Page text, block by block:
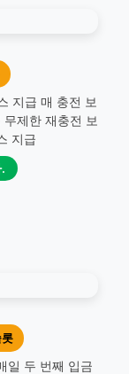
지급 매 충전 보
제한 재충전 보
지급
일 두 번째 입금